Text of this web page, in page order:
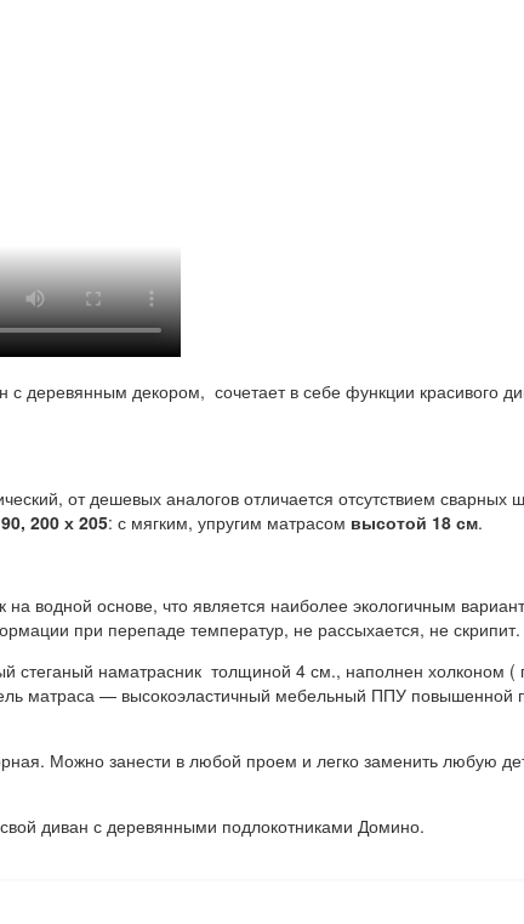
с деревянным декором, сочетает в себе функции красивого
от дешевых аналогов отличается отсутствием
200 х 205: с мягким, упругим матрасом высотой 18 см.
водной основе, что является наиболее экологичным
при перепаде температур, не рассыхается, не скрипит.
наматрасник толщиной 4 см., наполнен холконом (
матраса — высокоэластичный мебельный ППУ повышенной
Можно занести в любой проем и легко заменить любую
диван с деревянными подлокотниками Домино.